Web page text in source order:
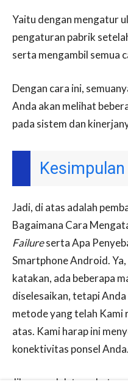
Yaitu dengan mengatur
pengaturan pabrik
serta mengambil semua
Dengan cara ini,
Anda akan melihat
pada sistem dan
Kesimpulan
Jadi, di atas adalah
Bagaimana Cara
Failureserta Apa
Smartphone Android.
katakan, ada beberapa
diselesaikan, tetapi
metode yang telah Kami
atas. Kami harap ini
konektivitas ponsel Anda.
Jika masalah tersebut